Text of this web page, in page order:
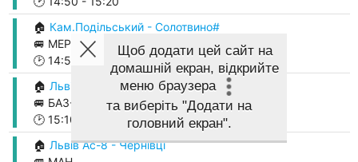
🏠 Кам.Подільський - Солотвино#
🚐 МЕРСЕДЕС Е330
🕑 14:50-
15:20
🏠 Львів 8 - Чернівці
🚐 БАЗ-10
🕑 15:10
🏠 Львів Ас-8 - Чернівці
Щоб додати цей сайт на
домашній екран, відкрийте
меню браузера
та виберіть "Додати на
головний екран".